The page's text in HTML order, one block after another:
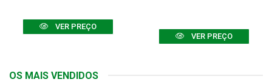
VER PREÇO
VER PREÇO
OS MAIS VENDIDOS